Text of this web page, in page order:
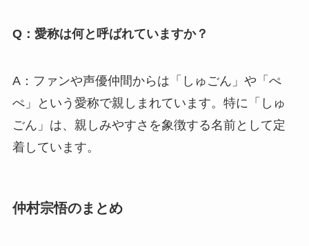
Q：愛称は何と呼ばれていますか？
A：ファンや声優仲間からは「しゅごん」や「ぺ
ぺ」という愛称で親しまれています。特に「しゅ
ごん」は、親しみやすさを象徴する名前として定
着しています。
仲村宗悟のまとめ